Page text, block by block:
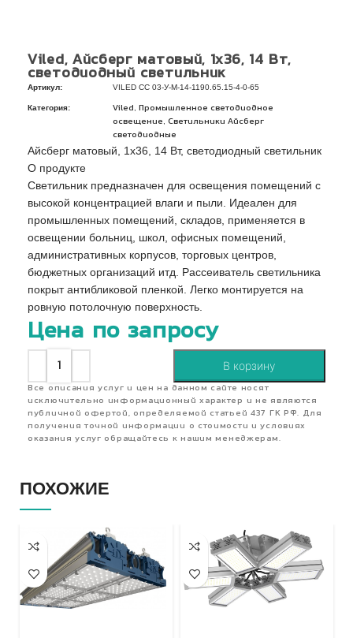
Viled, Айсберг матовый, 1х36, 14 Вт,
светодиодный светильник
Артикул: VILED СС 03-У-М-14-1190.65.15-4-0-65
Категория: Viled
Промышленное светодиодное
освещение
Светильники Айсберг
светодиодные
Айсберг матовый, 1х36, 14 Вт, светодиодный светильник
О продукте
Светильник предназначен для освещения помещений с
высокой концентрацией влаги и пыли. Идеален для
промышленных помещений, складов, применяется в
освещении больниц, школ, офисных помещений,
административных корпусов, торговых центров,
бюджетных организаций итд. Рассеиватель светильника
покрыт антибликовой пленкой. Легко монтируется на
ровную потолочную поверхность.
Цена по запросу
В корзину
Все описания услуг и цен на данном сайте носят
исключительно информационный характер и не являются
публичной офертой, определяемой статьей 437 ГК РФ. Для
получения точной информации о стоимости и условиях
оказания услуг обращайтесь к нашим менеджерам.
ПОХОЖИЕ